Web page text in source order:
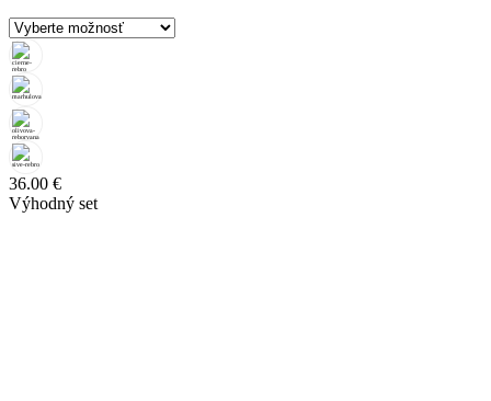
36.00 €
Výhodný set